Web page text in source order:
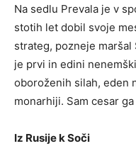
Na sedlu Prevala je v
stotih let dobil svoje
strateg, pozneje
je prvi in edini
oboroženih silah, eden
monarhiji. Sam cesar
Iz Rusije k Soči